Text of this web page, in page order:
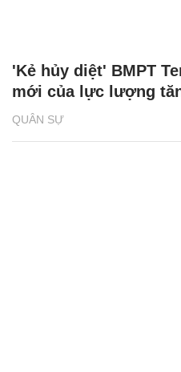
QUÂN SỰ
'Kẻ hủy diệt' BMPT
mới của lực lượng